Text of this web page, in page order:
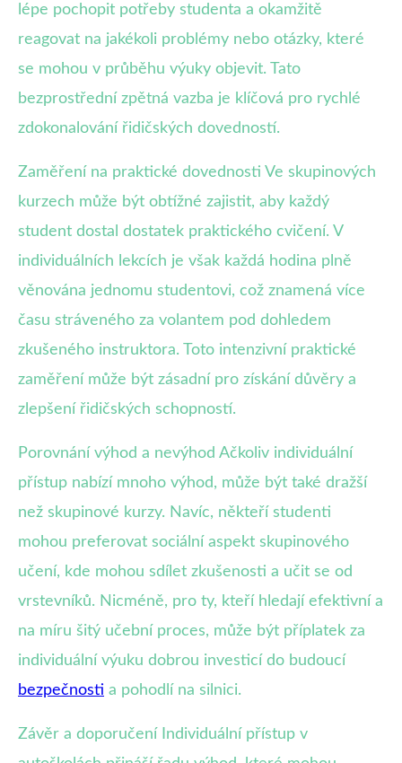
lépe pochopit potřeby studenta a okamžitě
reagovat na jakékoli problémy nebo otázky, které
se mohou v průběhu výuky objevit. Tato
bezprostřední zpětná vazba je klíčová pro rychlé
zdokonalování řidičských dovedností.
Zaměření na praktické dovednosti Ve skupinových
kurzech může být obtížné zajistit, aby každý
student dostal dostatek praktického cvičení. V
individuálních lekcích je však každá hodina plně
věnována jednomu studentovi, což znamená více
času stráveného za volantem pod dohledem
zkušeného instruktora. Toto intenzivní praktické
zaměření může být zásadní pro získání důvěry a
zlepšení řidičských schopností.
Porovnání výhod a nevýhod Ačkoliv individuální
přístup nabízí mnoho výhod, může být také dražší
než skupinové kurzy. Navíc, někteří studenti
mohou preferovat sociální aspekt skupinového
učení, kde mohou sdílet zkušenosti a učit se od
vrstevníků. Nicméně, pro ty, kteří hledají efektivní a
na míru šitý učební proces, může být příplatek za
individuální výuku dobrou investicí do budoucí
bezpečnosti a pohodlí na silnici.
Závěr a doporučení Individuální přístup v